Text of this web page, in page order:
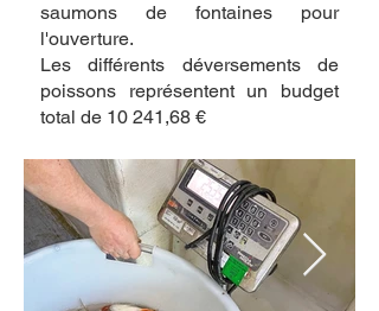
saumons de fontaines pour
l'ouverture.
Les différents déversements de
poissons représentent un budget
total de 10 241,68 €